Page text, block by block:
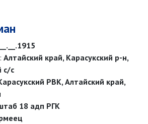
__.__.1915
Алтайский край, Карасукский р-н,
с/с
РВК, Алтайский край,
18 адп РГК